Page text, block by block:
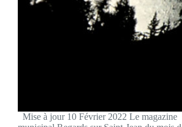
Mise à jour 10 Février 2022 Le magazine